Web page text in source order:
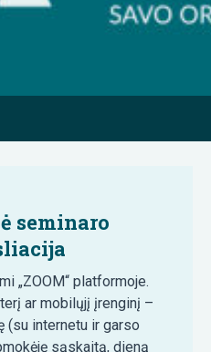
seminaro
„ZOOM“ platformoje.
ar mobilųjį įrenginį –
(su internetu ir garso
sąskaitą, dieną